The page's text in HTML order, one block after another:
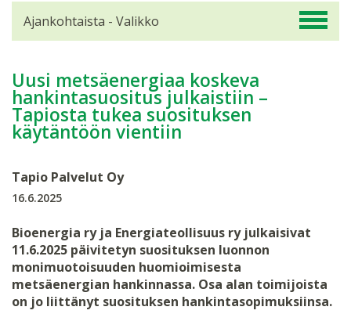
Uusi metsäenergiaa koskeva
hankintasuositus julkaistiin –
Tapiosta tukea suosituksen
käytäntöön vientiin
Tapio Palvelut Oy
16.6.2025
Bioenergia ry ja Energiateollisuus ry julkaisivat
11.6.2025 päivitetyn suosituksen luonnon
monimuotoisuuden huomioimisesta
metsäenergian hankinnassa. Osa alan toimijoista
on jo liittänyt suosituksen hankintasopimuksiinsa.
Ajankohtaista - Valikko